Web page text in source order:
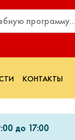
КОНТАКТЫ
до 17:00